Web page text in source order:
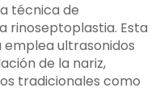
técnica de
rinoseptoplastia. Esta
ultrasonidos
de la nariz,
tradicionales como